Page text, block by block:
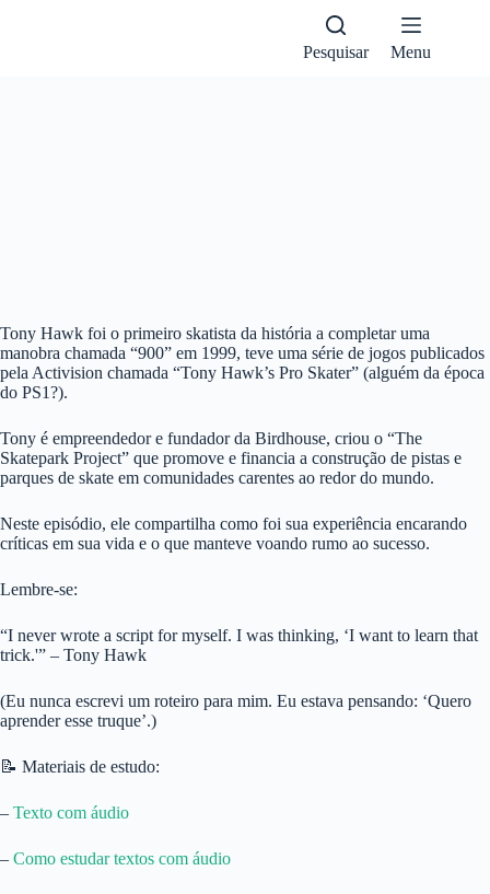
Pesquisar Menu
Tony Hawk foi o primeiro skatista da história a completar uma
manobra chamada “900” em 1999, teve uma série de jogos publicados
pela Activision chamada “Tony Hawk’s Pro Skater” (alguém da época
do PS1?).
Tony é empreendedor e fundador da Birdhouse, criou o “The
Skatepark Project” que promove e financia a construção de pistas e
parques de skate em comunidades carentes ao redor do mundo.
Neste episódio, ele compartilha como foi sua experiência encarando
críticas em sua vida e o que manteve voando rumo ao sucesso.
Lembre-se:
“I never wrote a script for myself. I was thinking, ‘I want to learn that
trick.'” – Tony Hawk
(Eu nunca escrevi um roteiro para mim. Eu estava pensando: ‘Quero
aprender esse truque’.)
📝 Materiais de estudo:
– Texto com áudio
– Como estudar textos com áudio